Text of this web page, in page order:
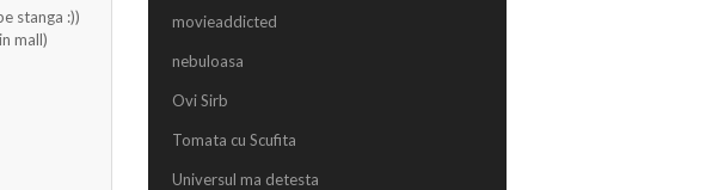
stanga :))
mall)
movieaddicted
nebuloasa
Ovi Sirb
Tomata cu Scufita
Universul ma detesta